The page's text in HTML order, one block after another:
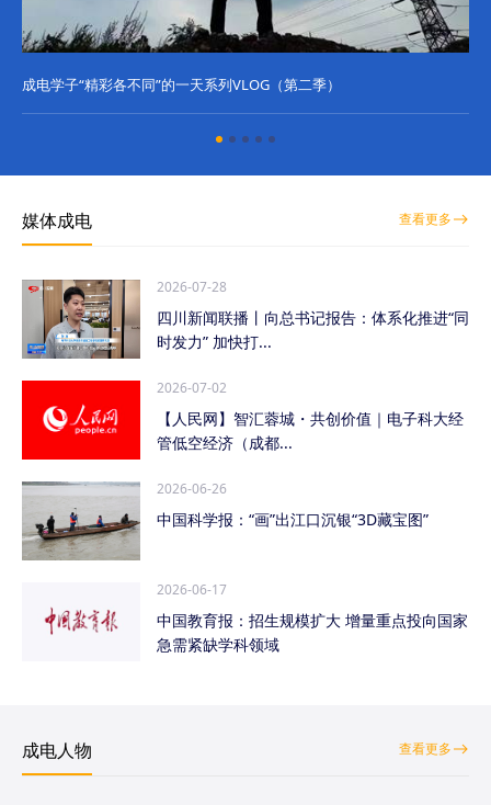
成电学子“精彩各不同”的一天系列VLOG（第二季）
媒体成电 查看更多
2026-07-28
四川新闻联播丨向总书记报告：体系化推进“同
时发力” 加快打...
2026-07-02
【人民网】智汇蓉城・共创价值｜电子科大经
管低空经济（成都...
2026-06-26
中国科学报：“画”出江口沉银“3D藏宝图”
2026-06-17
中国教育报：招生规模扩大 增量重点投向国家
急需紧缺学科领域
成电人物 查看更多